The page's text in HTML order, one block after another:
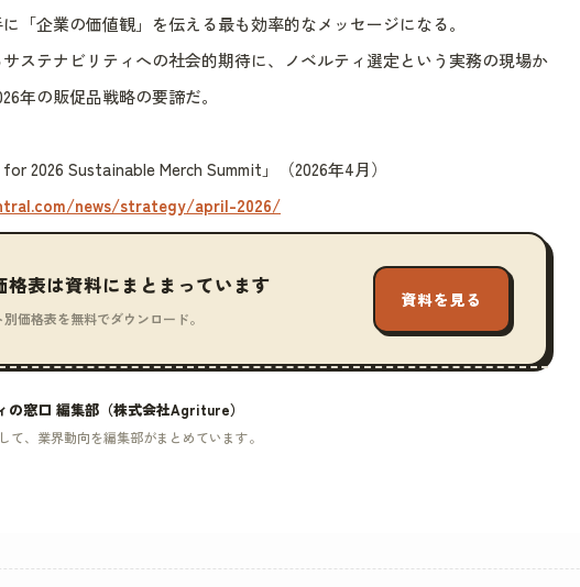
「企業の価値観」を伝える最も効率的なメッセージになる。
ステナビリティへの社会的期待に、ノベルティ選定という実務の現場か
年の販促品戦略の要諦だ。
2026 Sustainable Merch Summit」（2026年4月）
news/strategy/april-2026/
格表は資料にまとまっています
価格表を無料でダウンロード。
資料を見る
の窓口 編集部（株式会社Agriture）
て、業界動向を編集部がまとめています。